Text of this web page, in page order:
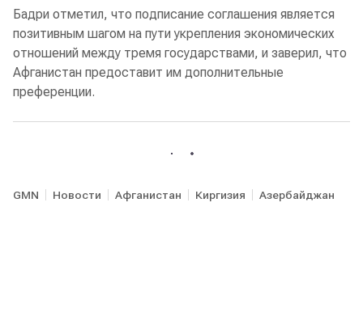
Бадри отметил, что подписание соглашения является
позитивным шагом на пути укрепления экономических
отношений между тремя государствами, и заверил, что
Афганистан предоставит им дополнительные
преференции.
GMN Новости Афганистан Киргизия Азербайджан